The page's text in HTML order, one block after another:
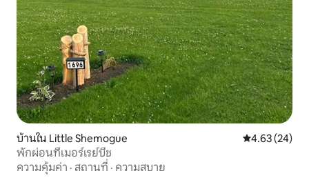
บ้านใน Little Shemogue คะแนนเฉลี่ย
4.63 (24)
พักผ่อนที่เมอร์เรย์บีช
ความคุ้มค่า · สถานที่ · ความสบาย